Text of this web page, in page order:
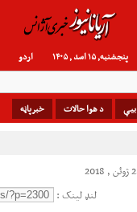
اردو پنجشنبه, ۱۵ اسد , ۱۴۰۵
د هوا حالات خبرپاڼه
لنډ لینک :